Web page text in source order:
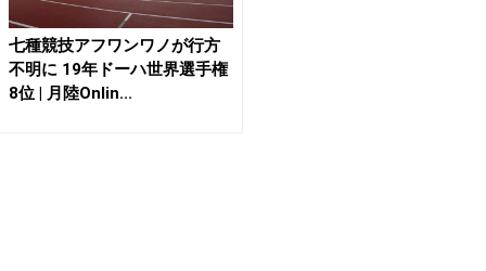
七種競技アフワンワノが行方
不明に 19年ドーハ世界選手権
8位 | 月陸Onlin...